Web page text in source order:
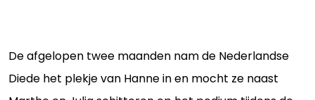
De afgelopen twee maanden nam de Nederlandse
Diede het plekje van Hanne in en mocht ze naast